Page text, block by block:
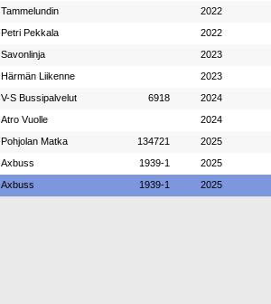
Tammelundin 2022
Petri Pekkala 2022
Savonlinja 2023
Härmän Liikenne 2023
V-S Bussipalvelut 6918 2024
Atro Vuolle 2024
Pohjolan Matka 134721 2025
Axbuss 1939-1 2025
Axbuss 1939-1 2025